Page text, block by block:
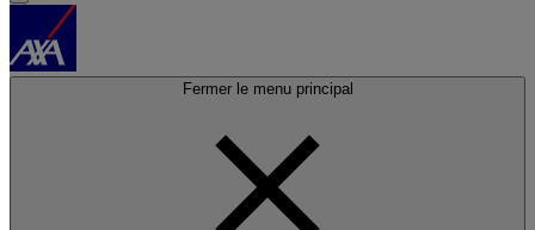
Fermer le menu principal